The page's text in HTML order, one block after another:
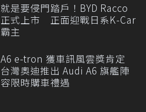
就是要侵門踏戶！BYD Racco
正式上市 正面迎戰日系K-Car
霸主
A6 e-tron 獲車訊風雲獎肯定
台灣奧迪推出 Audi A6 旗艦陣
容限時購車禮遇